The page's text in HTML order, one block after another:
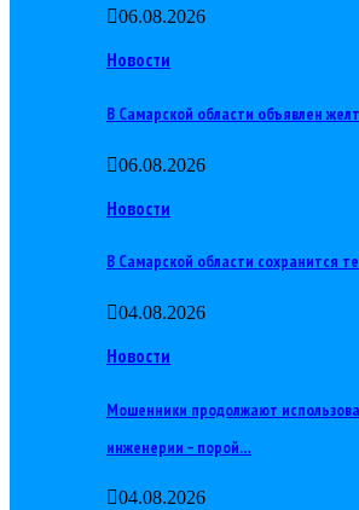
06.08.2026
Новости
В Самарской области объявлен
06.08.2026
Новости
В Самарской области сохранится
04.08.2026
Новости
Мошенники продолжают
инженерии – порой…
04.08.2026